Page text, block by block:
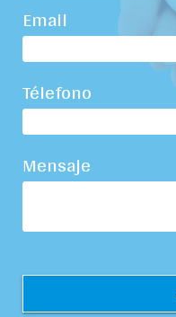
Email
Télefono
Mensaje